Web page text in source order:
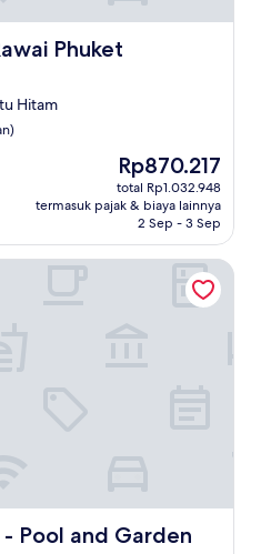
Phuket
Hitam
Harga
sekarang
Rp870.217
Rp870.217
total Rp1.032.948
termasuk pajak & biaya lainnya
2 Sep - 3 Sep
- Pool and Garden
and Garden
Garden